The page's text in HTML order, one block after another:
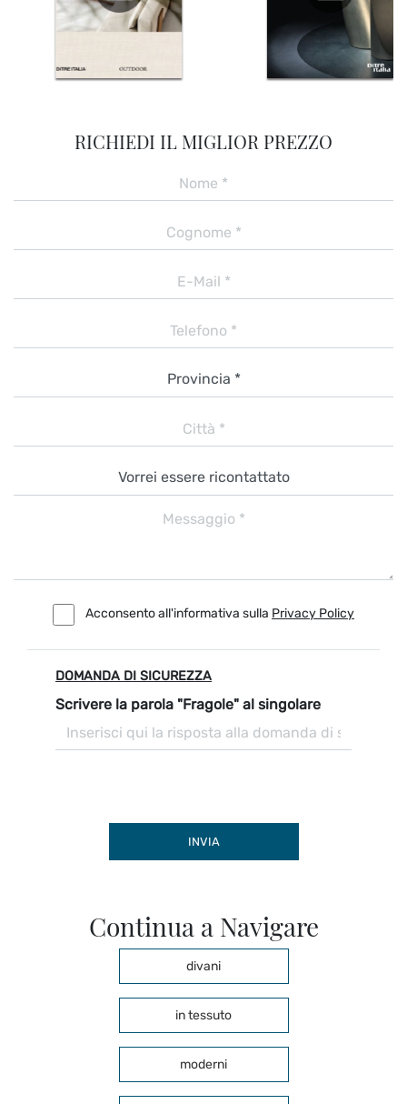
RICHIEDI IL MIGLIOR PREZZO
Acconsento all'informativa sulla Privacy Policy
DOMANDA DI SICUREZZA
Scrivere la parola "Fragole" al singolare
INVIA
Continua a Navigare
divani
in tessuto
moderni